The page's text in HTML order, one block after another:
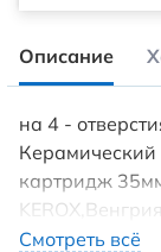
Описание
на 4 -
картридж
Пружина
Смотреть всё